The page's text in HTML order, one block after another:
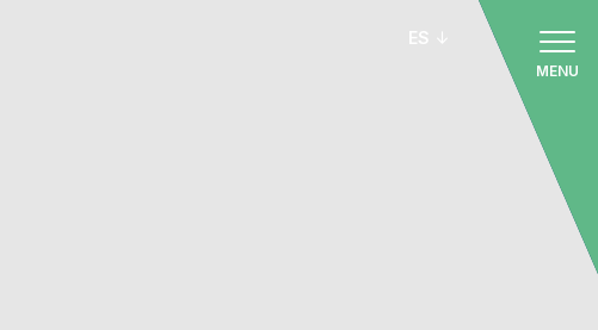
MENU
ES